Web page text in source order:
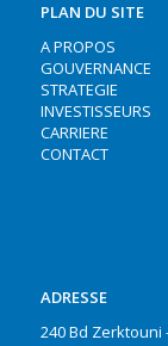
PLAN DU SITE
A PROPOS
GOUVERNANCE
STRATEGIE
INVESTISSEURS
CARRIERE
CONTACT
ADRESSE
240 Bd Zerktouni